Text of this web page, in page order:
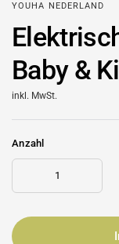
YOUHA NEDERLAND
Baby &
inkl. MwSt.
Anzahl